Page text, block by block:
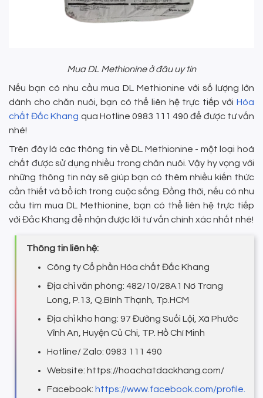
Mua DL Methionine ở đâu uy tín
Nếu bạn có nhu cầu mua DL Methionine với số lượng lớn
dành cho chăn nuôi, bạn có thể liên hệ trực tiếp với Hóa
chất Đắc Khang qua Hotline 0983 111 490 để được tư vấn
nhé!
Trên đây là các thông tin về DL Methionine - một loại hoá
chất được sử dụng nhiều trong chăn nuôi. Vậy hy vọng với
những thông tin này sẽ giúp bạn có thêm nhiều kiến thức
cần thiết và bổ ích trong cuộc sống. Đồng thời, nếu có nhu
cầu tìm mua DL Methionine, bạn có thể liên hệ trực tiếp
với Đắc Khang để nhận được lời tư vấn chính xác nhất nhé!
Thông tin liên hệ:
Công ty Cổ phần Hóa chất Đắc Khang
Địa chỉ văn phòng: 482/10/28A1 Nơ Trang
Long, P.13, Q.Bình Thạnh, Tp.HCM
Địa chỉ kho hàng: 97 Đường Suối Lội, Xã Phước
Vĩnh An, Huyện Củ Chi, TP. Hồ Chí Minh
Hotline/ Zalo: 0983 111 490
Website: https://hoachatdackhang.com/
Facebook: https://www.facebook.com/profile.